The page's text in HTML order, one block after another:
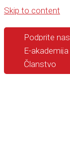
Skip to content
Podprite nas
E-akademija
Članstvo